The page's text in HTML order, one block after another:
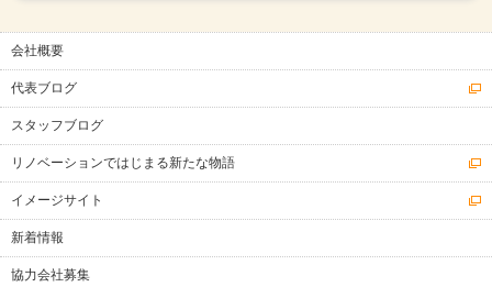
会社概要
代表ブログ
スタッフブログ
リノベーションではじまる新たな物語
イメージサイト
新着情報
協力会社募集